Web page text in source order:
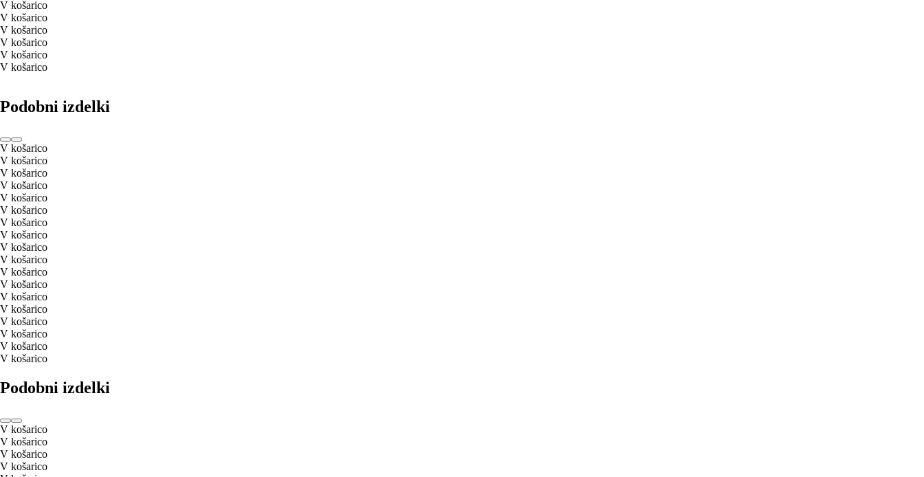
V košarico
V košarico
V košarico
V košarico
V košarico
V košarico
Podobni izdelki
V košarico
V košarico
V košarico
V košarico
V košarico
V košarico
V košarico
V košarico
V košarico
V košarico
V košarico
V košarico
V košarico
V košarico
V košarico
V košarico
V košarico
V košarico
Podobni izdelki
V košarico
V košarico
V košarico
V košarico